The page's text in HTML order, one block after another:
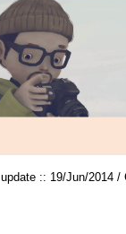
update :: 19/Jun/2014 /